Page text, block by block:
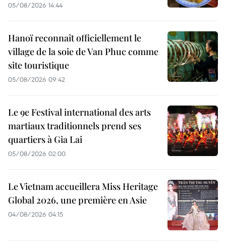
05/08/2026 14:44
Hanoï reconnaît officiellement le
village de la soie de Van Phuc comme
site touristique
05/08/2026 09:42
Le 9e Festival international des arts
martiaux traditionnels prend ses
quartiers à Gia Lai
05/08/2026 02:00
Le Vietnam accueillera Miss Heritage
Global 2026, une première en Asie
04/08/2026 04:15